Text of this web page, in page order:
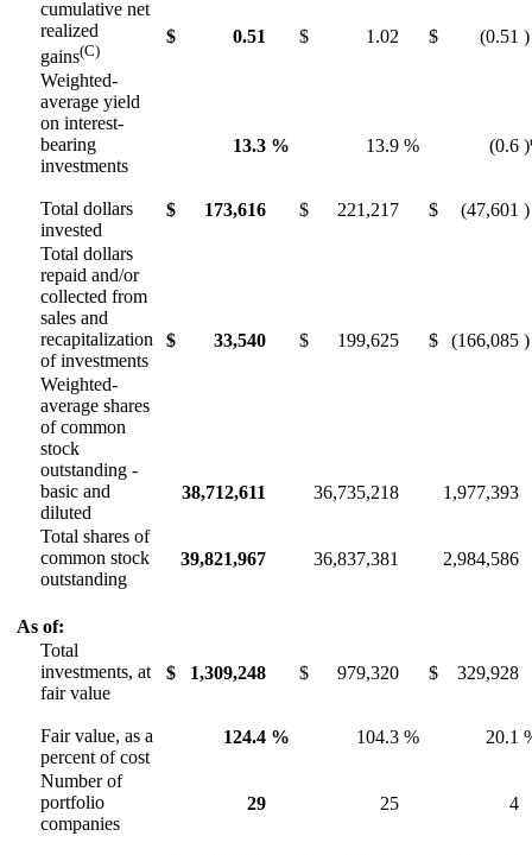
cumulative net
realized
gains(C)
$ 0.51 $ 1.02 $ (0.51 )
Weighted-
average yield
on interest-
bearing
investments
13.3 % 13.9 % (0.6
Total dollars
invested
$ 173,616 $ 221,217 $ (47,601 )
Total dollars
repaid and/or
collected from
sales and
recapitalization
of investments
$ 33,540 $ 199,625 $ (166,085 )
Weighted-
average shares
of common
stock
outstanding -
basic and
diluted
38,712,611 36,735,218 1,977,393
Total shares of
common stock
outstanding
39,821,967 36,837,381 2,984,586
As of:
Total
investments, at
fair value
$ 1,309,248 $ 979,320 $ 329,928
Fair value, as a
percent of cost
124.4 % 104.3 % 20.1
Number of
portfolio
companies
29 25 4